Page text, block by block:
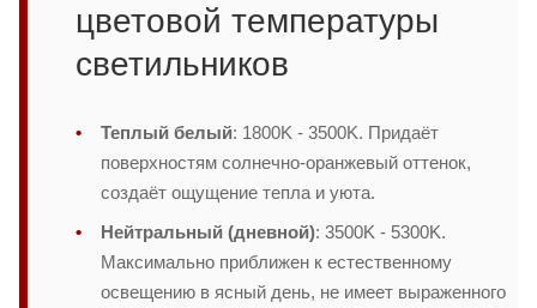
цветовой температуры
светильников
Теплый белый: 1800K - 3500K. Придаёт
поверхностям солнечно-оранжевый оттенок,
создаёт ощущение тепла и уюта.
Нейтральный (дневной): 3500K - 5300K.
Максимально приближен к естественному
освещению в ясный день, не имеет выраженного